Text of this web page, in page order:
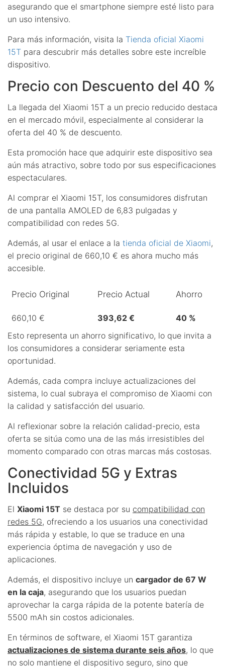
asegurando que el smartphone siempre esté listo para
un uso intensivo.
Para más información, visita la Tienda oficial Xiaomi
15T para descubrir más detalles sobre este increíble
dispositivo.
Precio con Descuento del 40 %
La llegada del Xiaomi 15T a un precio reducido destaca
en el mercado móvil, especialmente al considerar la
oferta del 40 % de descuento.
Esta promoción hace que adquirir este dispositivo sea
aún más atractivo, sobre todo por sus especificaciones
espectaculares.
Al comprar el Xiaomi 15T, los consumidores disfrutan
de una pantalla AMOLED de 6,83 pulgadas y
compatibilidad con redes 5G.
Además, al usar el enlace a la tienda oficial de Xiaomi,
el precio original de 660,10 € es ahora mucho más
accesible.
Precio Original Precio Actual Ahorro
660,10 € 393,62 €
40 %
Esto representa un ahorro significativo, lo que invita a
los consumidores a considerar seriamente esta
oportunidad.
Además, cada compra incluye actualizaciones del
sistema, lo cual subraya el compromiso de Xiaomi con
la calidad y satisfacción del usuario.
Al reflexionar sobre la relación calidad-precio, esta
oferta se sitúa como una de las más irresistibles del
momento comparado con otras marcas más costosas.
Conectividad 5G y Extras
Incluidos
El Xiaomi 15T se destaca por su compatibilidad con
redes 5G, ofreciendo a los usuarios una conectividad
más rápida y estable, lo que se traduce en una
experiencia óptima de navegación y uso de
aplicaciones.
Además, el dispositivo incluye un cargador de 67 W
en la caja, asegurando que los usuarios puedan
aprovechar la carga rápida de la potente batería de
5500 mAh sin costos adicionales.
En términos de software, el Xiaomi 15T garantiza
actualizaciones de sistema durante seis años, lo que
no solo mantiene el dispositivo seguro, sino que